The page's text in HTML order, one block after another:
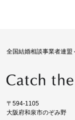
全国結婚相談事業者連盟
〒594-1105
大阪府和泉市のぞみ野